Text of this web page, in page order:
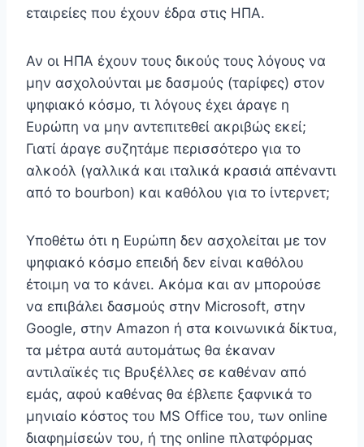
εταιρείες που έχουν έδρα στις ΗΠΑ.
Αν οι ΗΠΑ έχουν τους δικούς τους λόγους να
μην ασχολούνται με δασμούς (ταρίφες) στον
ψηφιακό κόσμο, τι λόγους έχει άραγε η
Ευρώπη να μην αντεπιτεθεί ακριβώς εκεί;
Γιατί άραγε συζητάμε περισσότερο για το
αλκοόλ (γαλλικά και ιταλικά κρασιά απέναντι
από το bourbon) και καθόλου για το ίντερνετ;
Υποθέτω ότι η Ευρώπη δεν ασχολείται με τον
ψηφιακό κόσμο επειδή δεν είναι καθόλου
έτοιμη να το κάνει. Ακόμα και αν μπορούσε
να επιβάλει δασμούς στην Microsoft, στην
Google, στην Amazon ή στα κοινωνικά δίκτυα,
τα μέτρα αυτά αυτομάτως θα έκαναν
αντιλαϊκές τις Βρυξέλλες σε καθέναν από
εμάς, αφού καθένας θα έβλεπε ξαφνικά το
μηνιαίο κόστος του MS Office του, των online
διαφημίσεών του, ή της online πλατφόρμας